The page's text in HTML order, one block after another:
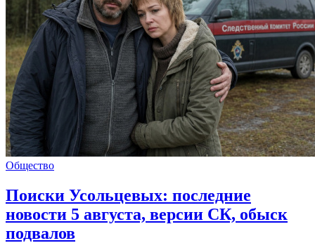
Общество
Поиски Усольцевых: последние
новости 5 августа, версии СК, обыск
подвалов